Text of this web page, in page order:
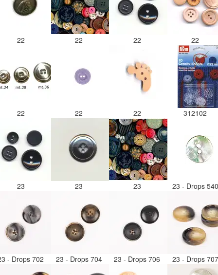
22 22 22 22
22 22 22 312102
23 23 23 23 - Drops
- Drops 702 23 - Drops 704 23 - Drops 706 23 - Drops